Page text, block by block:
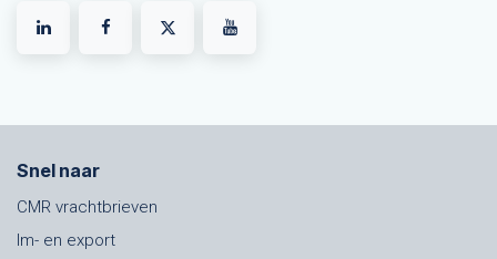
Snel naar
CMR vrachtbrieven
Im- en export